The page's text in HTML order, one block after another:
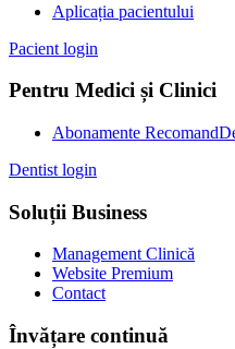
Aplicația pacientului
Pacient login
Pentru Medici și Clinici
Abonamente
Dentist login
Soluții Business
Management Clinică
Website Premium
Contact
Învățare continuă